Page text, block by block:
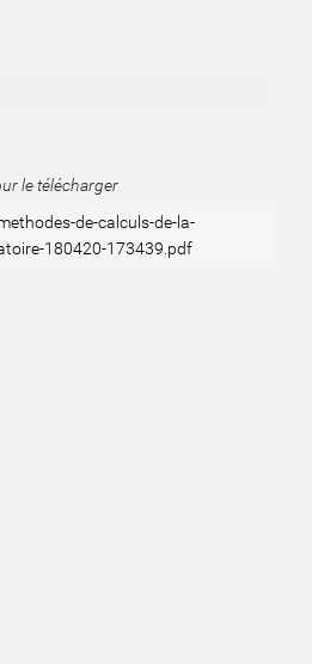
le télécharger
de-calculs-de-la-
180420-173439.pdf